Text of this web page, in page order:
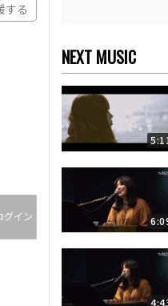
する
グイン
NEXT MUSIC